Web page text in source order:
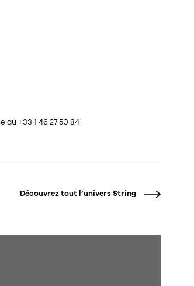
au +33 1 46 27 50 84
Découvrez tout l’univers String